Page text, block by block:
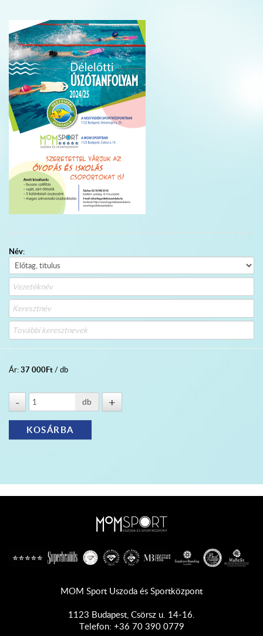
Név:
Ár:37 000Ft/ db
db
MOM Sport Uszoda és Sportközpont
1123 Budapest, Csörsz u. 14-16.
Telefon: +36 70 390 0779